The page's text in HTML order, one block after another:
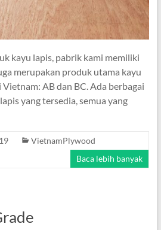
kayu lapis, pabrik kami memiliki
merupakan produk utama kayu
AB dan BC. Ada berbagai
yang tersedia, semua yang
VietnamPlywood
Baca lebih banyak